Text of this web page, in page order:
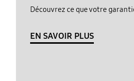
Découvrez ce que votre
EN SAVOIR PLUS